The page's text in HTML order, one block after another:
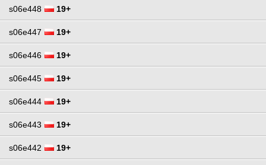
s06e448 19+
s06e447 19+
s06e446 19+
s06e445 19+
s06e444 19+
s06e443 19+
s06e442 19+